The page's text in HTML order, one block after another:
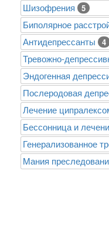
Шизофрения 5
Биполярное
Антидепрессанты 4
Тревожно-
Эндогенная
Послеродовая
Лечение
Бессонница и
Генерализованное
Mания